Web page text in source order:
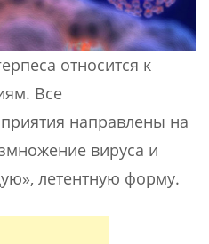
относится к
Все
направлены на
вируса и
летентную форму.